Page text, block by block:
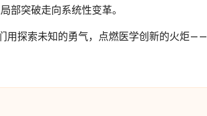
部突破走向系统性变革。
用探索未知的勇气，点燃医学创新的火炬——